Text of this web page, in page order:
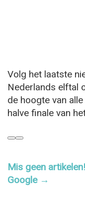
Volg het laatste
Nederlands elftal
de hoogte van
halve finale van
Mis geen
Google →